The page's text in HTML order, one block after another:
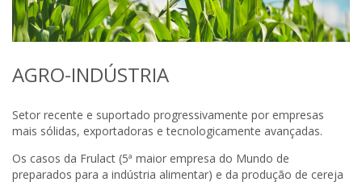
AGRO-INDÚSTRIA
Setor recente e suportado progressivamente por empresas
mais sólidas, exportadoras e tecnologicamente avançadas.
Os casos da Frulact (5ª maior empresa do Mundo de
preparados para a indústria alimentar) e da produção de cereja